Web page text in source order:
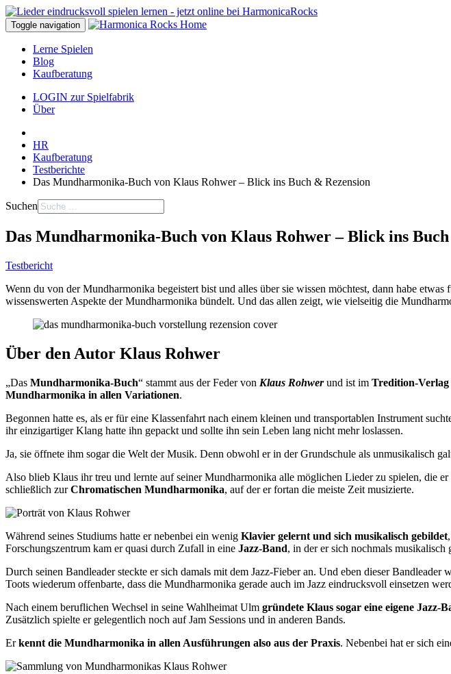
Toggle navigation
Lerne Spielen
Blog
Kaufberatung
LOGIN zur Spielfabrik
Über
HR
Kaufberatung
Testberichte
Das Mundharmonika-Buch von Klaus Rohwer – Blick ins Buch & Rezension
Suchen
Das Mundharmonika-Buch von Klaus Rohwer – Blick ins
Testbericht
Wenn du von der Mundharmonika begeistert bist und alles über sie wissen möchtest, dann habe
wissenswerten Aspekte der Mundharmonika bündelt. Und das allen zeigt, wie vielseitig die
Über den Autor Klaus Rohwer
„Das Mundharmonika-Buch“ stammt aus der Feder von Klaus Rohwerund ist im Tredition-Verlag
Mundharmonika in allen Variationen.
Begonnen hatte es, als er für eine Klassenfahrt nach einem kleinen und transportablen Instrument
ihr einzigartiger Klang hatte ihn gepackt und sollte ihn sein Leben lang nicht mehr loslassen.
Ja, sie öffnete ihm sogar die Welt der Musik. Denn obwohl er in der Grundschule als unmusikalisch
Also blieb Klaus ihr treu und lernte auf seiner Mundharmonika alle möglichen Lieder zu spielen, die
schließlich zurChromatischen Mundharmonika, auf der er fortan die meiste Zeit musizierte.
Während seines Studiums hatte er nebenbei ein wenig Klavier gelernt und sich musikalisch gebildet
Forschungszentrum kam er quasi durch Zufall in eine Jazz-Band, in der er sich nochmals musikalisch
Durch seinen Bandleader steckte er sich damals mit dem Jazz-Fieber an. Und eben dieser Bandleader
Toots wiederum offenbarte, dass die Mundharmonika gerade auch im Jazz eindrucksvoll einsetzen
Nach einem beruflichen Wechsel in seine Wahlheimat Ulm gründete Klaus sogar eine eigene Jazz-
Zusätzlich spielte er gelegentlich noch auf Jam Sessions und in anderen Bands.
Erkennt die Mundharmonika in allen Ausführungen also aus der Praxis. Nebenbei hat er sich